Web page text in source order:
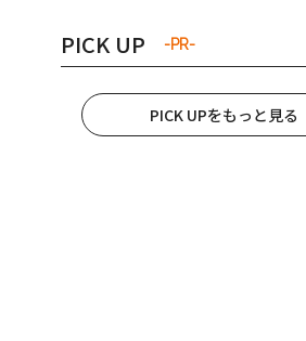
PICK UP -PR-
PICK UPをもっと見る